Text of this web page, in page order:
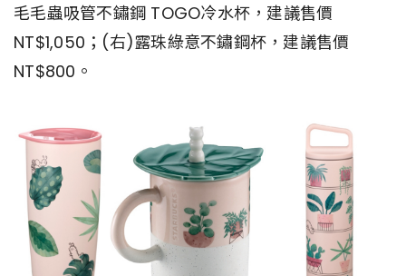
毛毛蟲吸管不鏽鋼 TOGO冷水杯，建議售價
NT$1,050；(右)露珠綠意不鏽鋼杯，建議售價
NT$800。